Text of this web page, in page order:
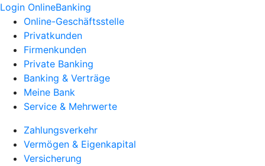
Login OnlineBanking
Online-Geschäftsstelle
Privatkunden
Firmenkunden
Private Banking
Banking & Verträge
Meine Bank
Service & Mehrwerte
Zahlungsverkehr
Vermögen & Eigenkapital
Versicherung